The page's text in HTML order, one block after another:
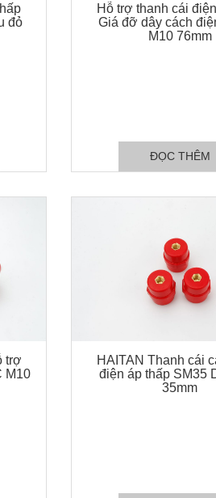
đỏ
Hỗ trợ thanh cái
Giá đỡ dây cách
M10 76mm
ĐỌC THÊM
trợ
M10
HAITAN Thanh cái
điện áp thấp SM35
35mm